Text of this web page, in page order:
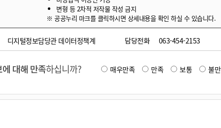
변형 등 2차적 저작물 작성 금지
※ 공공누리 마크를 클릭하시면 상세내용을 확인 하실 수 있습니다.
디지털정보담당관 데이터정책계 담당전화 063-454-2153
대해 만족하십니까? 매우만족 만족 보통 불